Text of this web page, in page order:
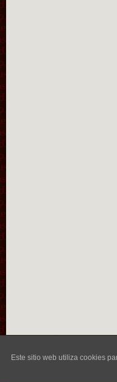
Este sitio web utiliza cookies